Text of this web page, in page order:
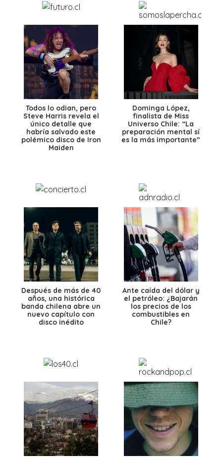
Todos lo odian, pero
Steve Harris revela el
único detalle que
habría salvado este
polémico disco de Iron
Maiden
Dominga López,
finalista de Miss
Universo Chile: “La
preparación mental sí
es la más importante”
Después de más de 40
años, una histórica
banda chilena abre un
nuevo capítulo con
disco inédito
Ante caída del dólar y
el petróleo: ¿Bajarán
los precios de los
combustibles en
Chile?